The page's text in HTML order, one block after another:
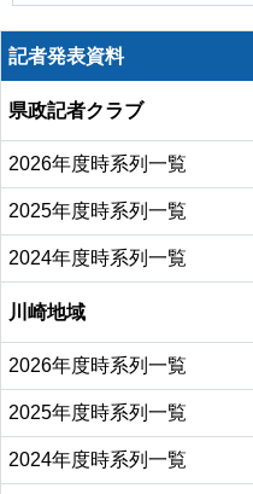
記者発表資料
県政記者クラブ
2026年度時系列一覧
2025年度時系列一覧
2024年度時系列一覧
川崎地域
2026年度時系列一覧
2025年度時系列一覧
2024年度時系列一覧